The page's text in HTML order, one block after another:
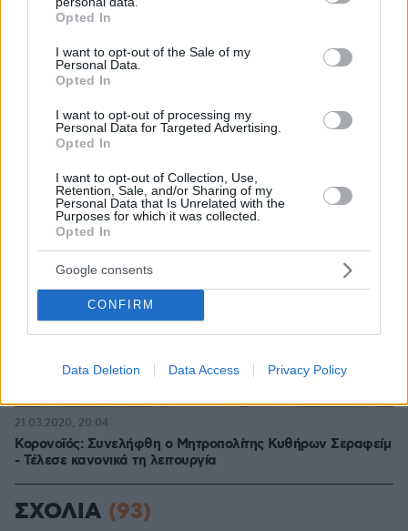
grant or deny consent to Google and its third-party tags to
use your data for below specified purposes in below Google
consent section.
Opted In
I want to opt-out of the Sale of my
Personal Data.
Opted In
I want to opt-out of processing my
Personal Data for Targeted Advertising.
Opted In
I want to opt-out of Collection, Use,
Retention, Sale, and/or Sharing of my
Personal Data that Is Unrelated with the
Purposes for which it was collected.
Opted In
Google consents
CONFIRM
Data Deletion Data Access Privacy Policy
Σχετικά Άρθρα
Κορονοϊός: Συνελήφθη ο Μητροπολίτης Κυθήρων Σεραφείμ
- Τέλεσε κανονικά τη λειτουργία
21.03.2020, 20:04
ΣΧΟΛΙΑ (93)